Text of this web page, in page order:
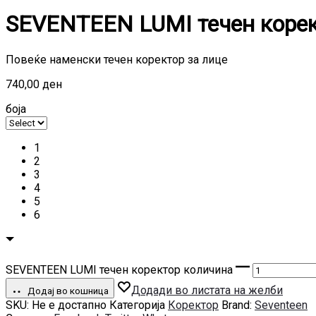
SEVENTEEN LUMI течен
Повеќе наменски течен коректор за лице
740,00 ден
боја
1
2
3
4
5
6
SEVENTEEN LUMI течен коректор количина
Додај во кошница
Додади во листата на желби
SKU: Не е достапно Категорија Коректор Brand: Seventeen